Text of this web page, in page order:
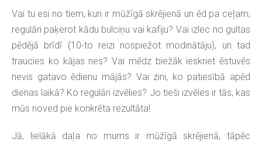
Vai tu esi no tiem, kuri ir mūžīgā skrējienā un ēd pa ceļam,
regulāri paķerot kādu bulciņu vai kafiju? Vai izlec no gultas
pēdējā brīdī (10-to reizi nospiežot modinātāju), un tad
traucies ko kājas nes? Vai mēdz biežāk ieskriet ēstuvēs
nevis gatavo ēdienu mājās? Vai zini, ko patiesībā apēd
dienas laikā? Ko regulāri izvēlies? Jo tieši izvēles ir tās, kas
mūs noved pie konkrēta rezultāta!
Jā, lielākā daļa no mums ir mūžīgā skrējienā, tāpēc